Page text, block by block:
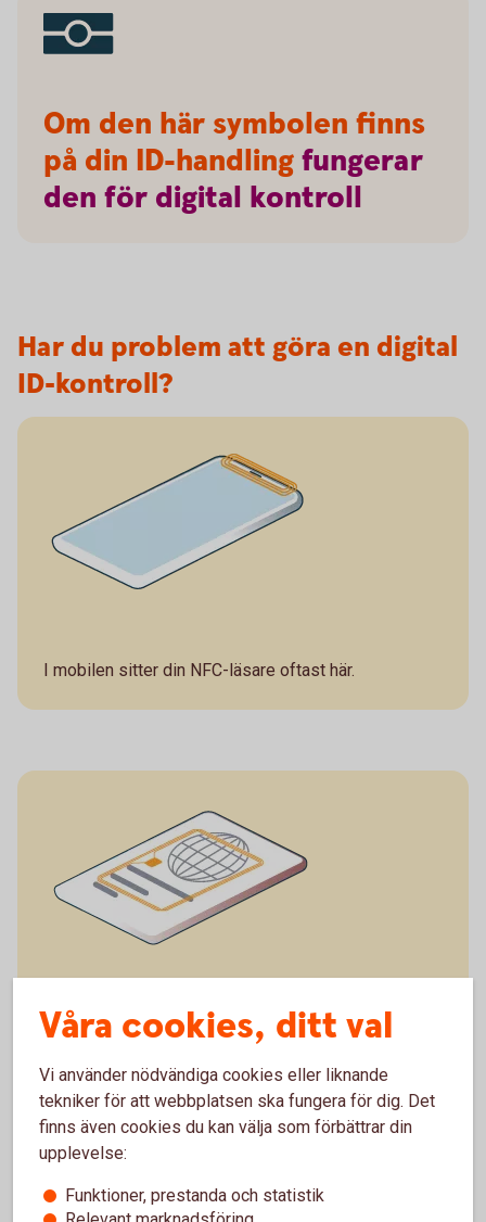
Om den här symbolen finns
på din ID-handlingfungerar
den för digital kontroll
Har du problem att göra en digital
ID-kontroll?
I mobilen sitter din NFC-läsare oftast här.
I passet sitter chipet på passets framsida.
Våra cookies, ditt val
Vi använder nödvändiga cookies eller liknande
tekniker för att webbplatsen ska fungera för dig. Det
finns även cookies du kan välja som förbättrar din
upplevelse:
Funktioner, prestanda och statistik